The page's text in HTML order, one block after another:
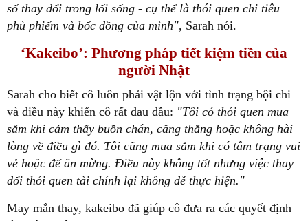
số thay đổi trong lối sống - cụ thể là thói quen chi tiêu
phù phiếm và bốc đồng của mình", Sarah nói.
‘Kakeibo’: Phương pháp tiết kiệm tiền của
người Nhật
Sarah cho biết cô luôn phải vật lộn với tình trạng bội chi
và điều này khiến cô rất đau đầu: "Tôi có thói quen mua
sắm khi cảm thấy buồn chán, căng thẳng hoặc không hài
lòng về điều gì đó. Tôi cũng mua sắm khi có tâm trạng vui
vẻ hoặc để ăn mừng. Điều này không tốt nhưng việc thay
đổi thói quen tài chính lại không dễ thực hiện."
May mắn thay, kakeibo đã giúp cô đưa ra các quyết định